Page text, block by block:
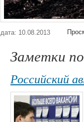
дата: 10.08.2013
Заметки
Российский